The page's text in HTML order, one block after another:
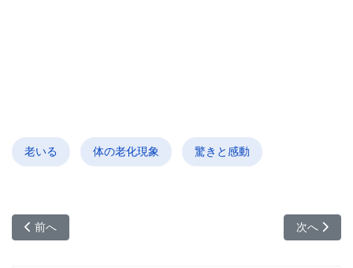
老いる 体の老化現象 驚きと感動
前の記事へ: 仕事が有るシニアと無いシニア、老後の生活（QOL
前へ 次の記事
次へ